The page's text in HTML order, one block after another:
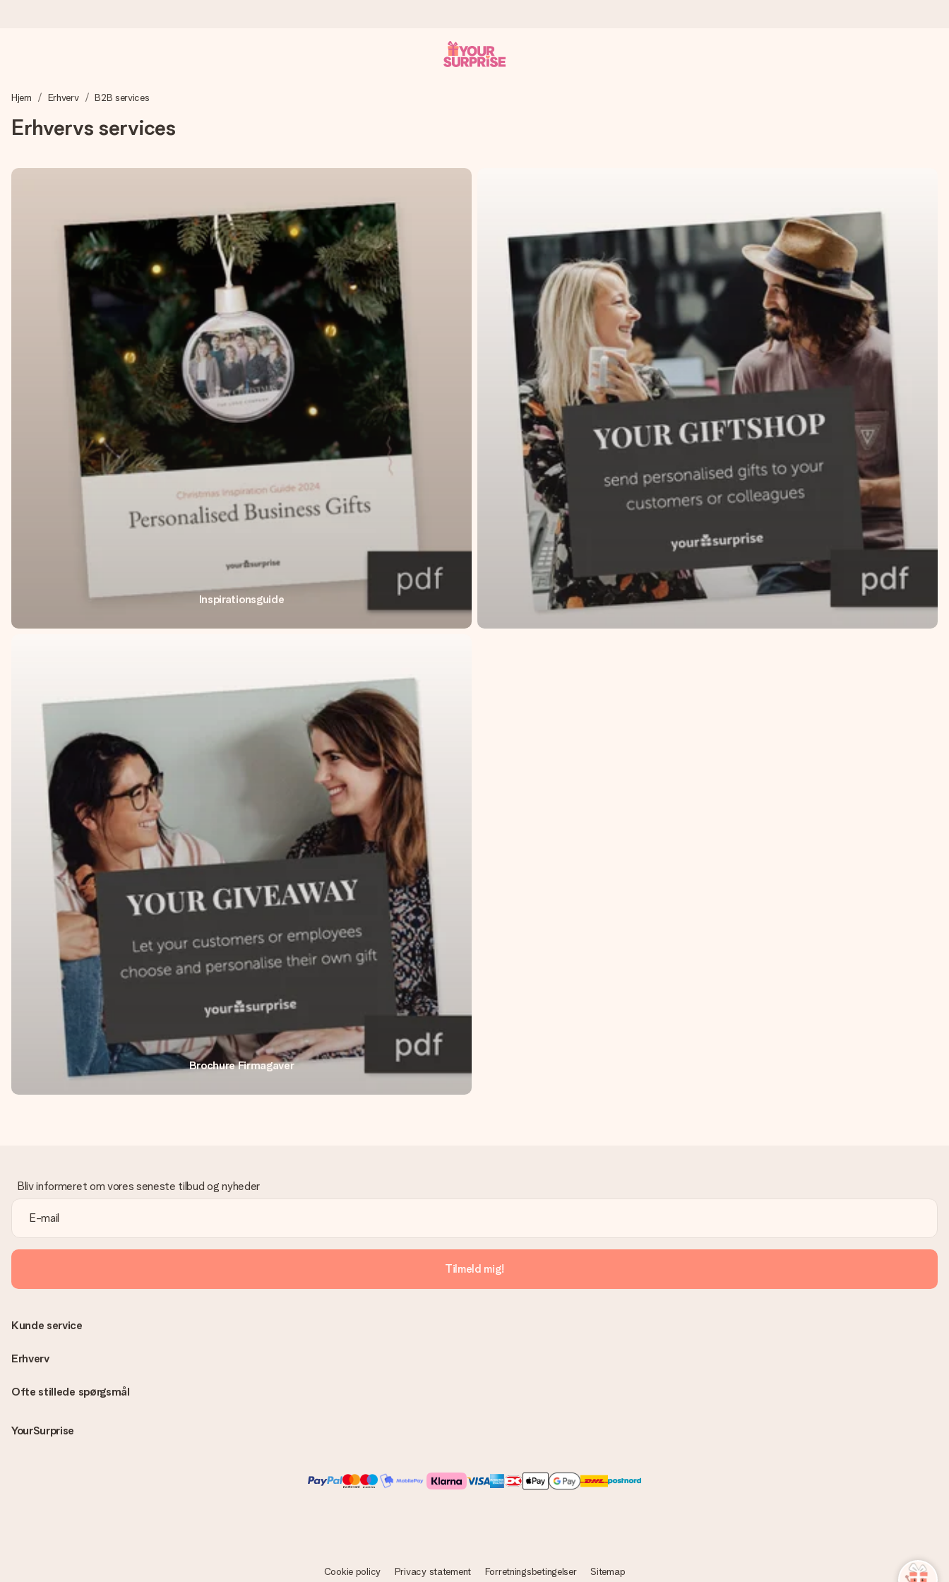
Vi laver din gave med omhu og sender den lynhurtigt – så du kan give den på det helt rette tidspunkt, når den betyder allermest.
Gratis kort med hilsen
Lav noget særligt i blot få trin – med hendes navn, et billede af dig eller en besked, der går lige i hendes hjerte. Intet besvær men udelukkende en masse kærlighed i øjeblikket.
Hjem Erhverv B2B services
Erhvervs services
Inspirationsguide
Brochure Firmagaver
Bliv informeret om vores seneste tilbud og nyheder
Tilmeld mig!
Ofte stillede spørgsmål
YourSurprise
Kunde service
Erhverv
Cookie policy Privacy statement Forretningsbetingelser Sitemap